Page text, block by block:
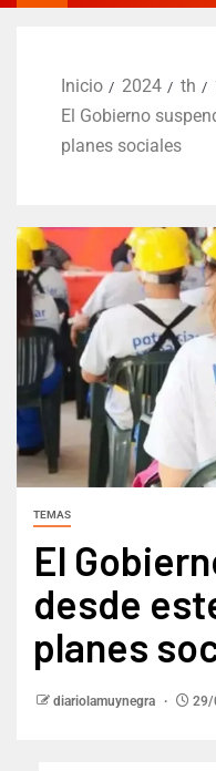
Inicio 2024 th
El Gobierno
planes sociales
TEMAS
El
desde
planes
diariolamuynegra 29/